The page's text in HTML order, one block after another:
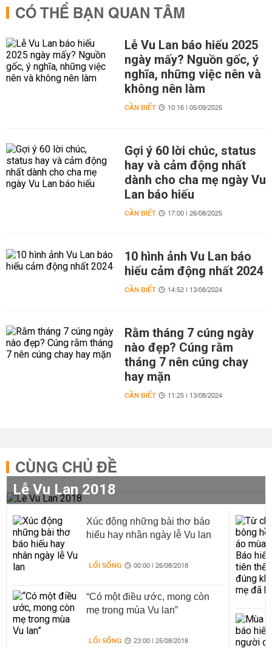
CÓ THỂ BẠN QUAN TÂM
Lễ Vu Lan báo hiếu 2025
ngày mấy? Nguồn gốc, ý
nghĩa, những việc nên và
không nên làm
CẦN BIẾT 10:16 | 05/09/2025
Gợi ý 60 lời chúc, status
hay và cảm động nhất
dành cho cha mẹ ngày Vu
Lan báo hiếu
CẦN BIẾT 17:00 | 26/08/2025
10 hình ảnh Vu Lan báo
hiếu cảm động nhất 2024
CẦN BIẾT 14:52 | 13/08/2024
Rằm tháng 7 cúng ngày
nào đẹp? Cúng rằm
tháng 7 nên cúng chay
hay mặn
CẦN BIẾT 11:25 | 13/08/2024
CÙNG CHỦ ĐỀ
Lễ Vu Lan 2018
Xúc động những bài thơ báo
hiếu hay nhân ngày lễ Vu lan
LỐI SỐNG 00:00 | 26/08/2018
“Có một điều ước, mong còn
mẹ trong mùa Vu lan”
LỐI SỐNG 23:00 | 25/08/2018